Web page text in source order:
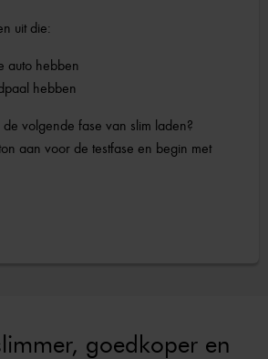
uit die:
auto hebben
hebben
volgende fase van slim laden?
aan voor de testfase en begin met
goedkoper en